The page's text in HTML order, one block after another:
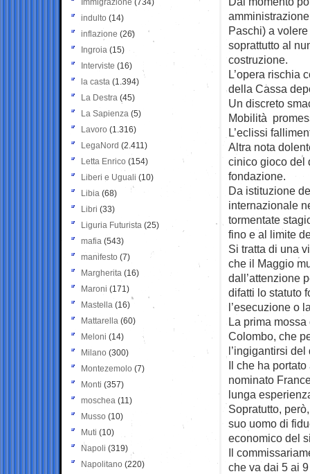
Paschi) a
soprattutto al
costruzione.
L’opera rischia
della Cassa
Un discreto
Mobilità
L’eclissi
Altra nota
cinico gioco del
fondazione.
Da istituzione
internazionale
tormentate
fino e al limite
Si tratta di una
che il Maggio
dall’attenzione
difatti lo statuto
l’esecuzione o
La prima
Colombo, che
l’ingigantirsi del
Il che ha
nominato
lunga
Sopratutto,
suo uomo di
economico del
Il
che va dai 5 ai
Immigrazione (734)
indulto (14)
inflazione (26)
Ingroia (15)
Interviste (16)
la casta (1.394)
La Destra (45)
La Sapienza (5)
Lavoro (1.316)
LegaNord (2.411)
Letta Enrico (154)
Liberi e Uguali (10)
Libia (68)
Libri (33)
Liguria Futurista (25)
mafia (543)
manifesto (7)
Margherita (16)
Maroni (171)
Mastella (16)
Mattarella (60)
Meloni (14)
Milano (300)
Montezemolo (7)
Monti (357)
moschea (11)
Musso (10)
Muti (10)
Napoli (319)
Napolitano (220)